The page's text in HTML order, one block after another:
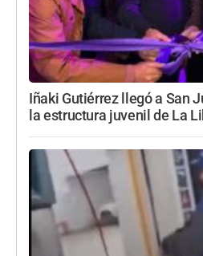
Iñaki Gutiérrez llegó a San
la estructura juvenil de La